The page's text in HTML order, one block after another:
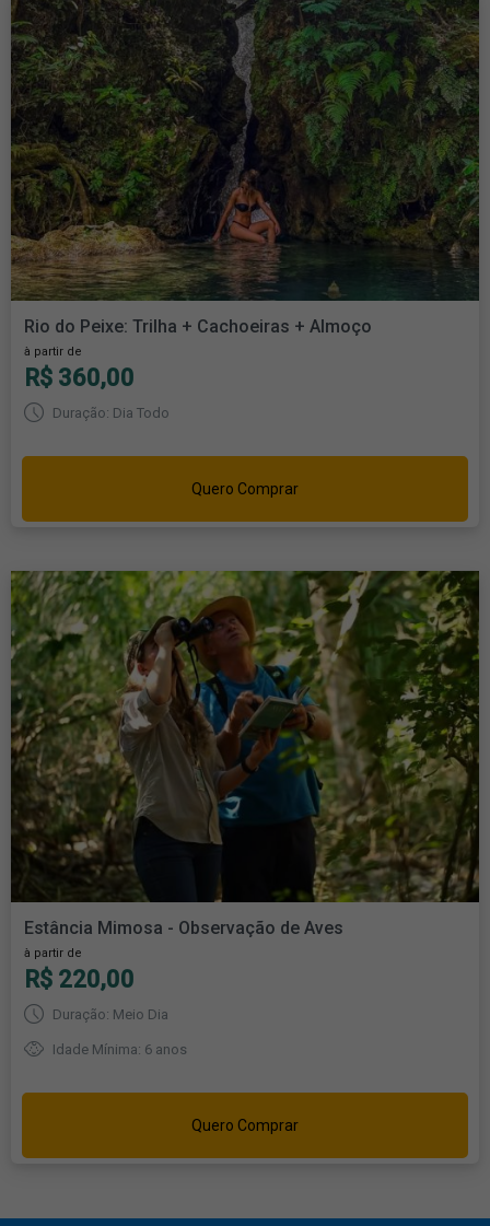
Rio do Peixe: Trilha + Cachoeiras + Almoço
à partir de
R$ 360,00
Duração: Dia Todo
Quero Comprar
Estância Mimosa - Observação de Aves
à partir de
R$ 220,00
Duração: Meio Dia
Idade Mínima: 6 anos
Quero Comprar